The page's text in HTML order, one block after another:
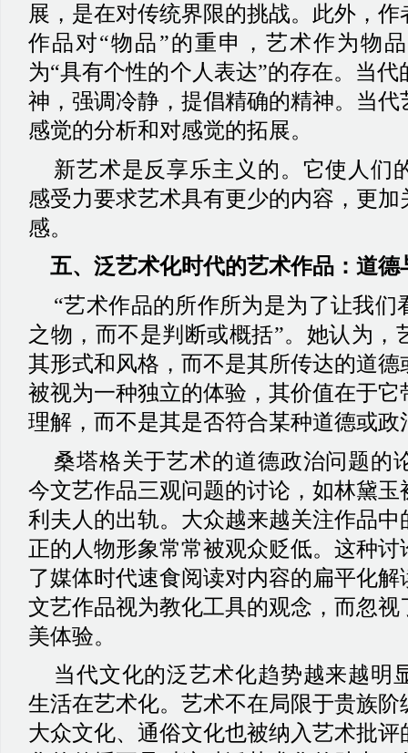
展，是在对传统界限的挑战。此外，
作品对“物品”的重申，艺术作为物
为“具有个性的个人表达”的存在。当
神，强调冷静，提倡精确的精神。当
感觉的分析和对感觉的拓展。
新艺术是反享乐主义的。它使人们
感受力要求艺术具有更少的内容，更
感。
五、泛艺术化时代的艺术作品：道德
“艺术作品的所作所为是为了让我们
之物，而不是判断或概括”。她认为，
其形式和风格，而不是其所传达的道
被视为一种独立的体验，其价值在于
理解，而不是其是否符合某种道德或政
桑塔格关于艺术的道德政治问题的
今文艺作品三观问题的讨论，如林黛
利夫人的出轨。大众越来越关注作品
正的人物形象常常被观众贬低。这种
了媒体时代速食阅读对内容的扁平化
文艺作品视为教化工具的观念，而忽
美体验。
当代文化的泛艺术化趋势越来越明
生活在艺术化。艺术不在局限于贵族
大众文化、通俗文化也被纳入艺术批